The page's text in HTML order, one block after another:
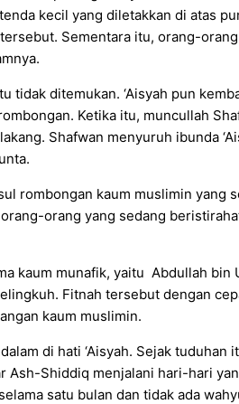
kecil yang diletakkan di atas
Sementara itu, orang-
tidak ditemukan. ‘Aisyah pun
Ketika itu, muncullah
Shafwan menyuruh ibunda
rombongan kaum muslimin yang
orang yang sedang
kaum munafik, yaitu Abdullah bin
Fitnah tersebut dengan
kaum muslimin.
di hati ‘Aisyah. Sejak tuduhan
Ash-Shiddiq menjalani hari-hari
satu bulan dan tidak ada